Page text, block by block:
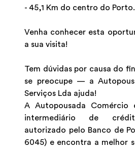
- 45,1 Km do centro do Porto.
Venha conhecer esta
a sua visita!
Tem dúvidas por causa do
se preocupe — a
Serviços Lda ajuda!
A Autopousada Comércio
intermediário de
autorizado pelo Banco de
6045) e encontra a melhor